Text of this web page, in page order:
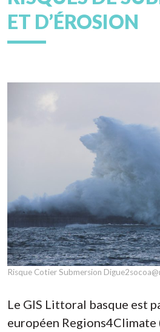
ET D’ÉROSION
Risque Cotier Submersion
Le GIS Littoral basque est
européen Regions4Climate